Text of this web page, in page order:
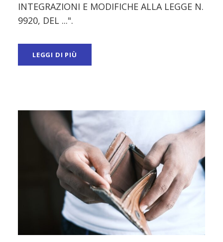
INTEGRAZIONI E MODIFICHE ALLA LEGGE N.
9920, DEL ...".
LEGGI DI PIÙ